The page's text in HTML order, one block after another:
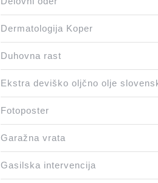
Dermatologija Koper
Duhovna rast
Ekstra deviško oljčno olje
Fotoposter
Garažna vrata
Gasilska intervencija